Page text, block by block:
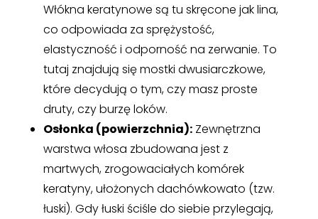
Włókna keratynowe są tu skręcone jak lina,
co odpowiada za sprężystość,
elastyczność i odporność na zerwanie. To
tutaj znajdują się mostki dwusiarczkowe,
które decydują o tym, czy masz proste
druty, czy burzę loków.
Osłonka (powierzchnia):Zewnętrzna
warstwa włosa zbudowana jest z
martwych, zrogowaciałych komórek
keratyny, ułożonych dachówkowato (tzw.
łuski). Gdy łuski ściśle do siebie przylegają,